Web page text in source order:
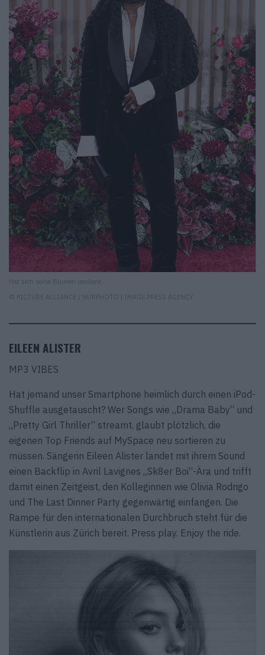
Hat sich seine Blumen verdient.
© PICTURE ALLIANCE / NURPHOTO | IMAGE PRESS AGENCY
EILEEN ALISTER
MP3 VIBES
Hat jemand unser Smartphone heimlich durch einen iPod-
Shuffle ausgetauscht? Wer Songs wie „Drama Baby“ und
„Pretty Girl Thriller“ streamt, glaubt plötzlich, die
eigenen Top Friends auf MySpace neu sortieren zu
müssen. Sängerin Eileen Alister landet mit ihrem Sound
einen Backflip in Avril Lavignes „Sk8er Boi“-Ära und trifft
damit einen Zeitgeist, den Kolleginnen wie Olivia Rodrigo
und The Last Dinner Party gegenwärtig einfangen. Die
Rampe für den internationalen Durchbruch steht für die
Künstlerin aus Zürich bereit. Press play. Enjoy the ride.